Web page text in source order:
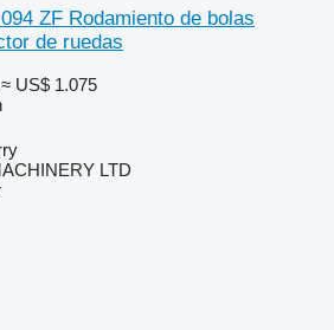
ZF Rodamiento de bolas
de ruedas
≈ US$ 1.075
LTD